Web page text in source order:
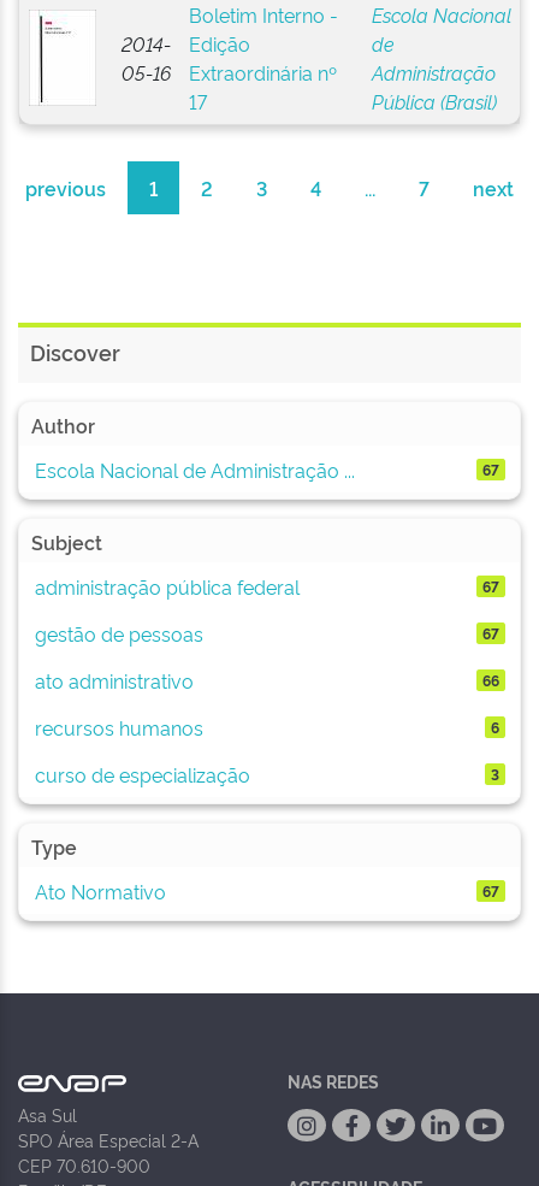
2014-
05-16
Boletim Interno -
Edição
Extraordinária nº
17
Escola Nacional
de
Administração
Pública (Brasil)
previous 1 2 3 4 ... 7 next
Discover
Author
Escola Nacional de Administração ...
67
Subject
administração pública federal
67
gestão de pessoas 67
ato administrativo 66
recursos humanos 6
curso de especialização 3
Type
Ato Normativo
67
Asa Sul
SPO Área Especial 2-A
CEP 70.610-900
NAS REDES